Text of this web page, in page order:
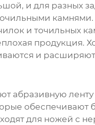
и для разных
камнями.
и точильных
продукция.
и
абразивную
обеспечивают
для ножей с